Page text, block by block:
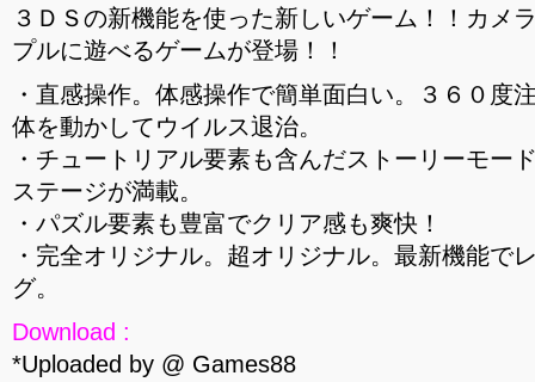
３ＤＳの新機能を使った新しいゲーム！！カメ
プルに遊べるゲームが登場！！
・直感操作。体感操作で簡単面白い。３６０度
体を動かしてウイルス退治。
・チュートリアル要素も含んだストーリーモー
ステージが満載。
・パズル要素も豊富でクリア感も爽快！
・完全オリジナル。超オリジナル。最新機能で
グ。
Download :
*Uploaded by @ Games88